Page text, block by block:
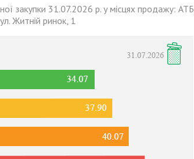
закупки 31.07.2026 р. у місцях продажу: АТБ,
Житній ринок, 1